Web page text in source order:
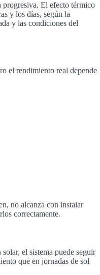
progresiva. El efecto térmico
y los días, según la
y las condiciones del
el rendimiento real depende
no alcanza con instalar
correctamente.
el sistema puede seguir
que en jornadas de sol